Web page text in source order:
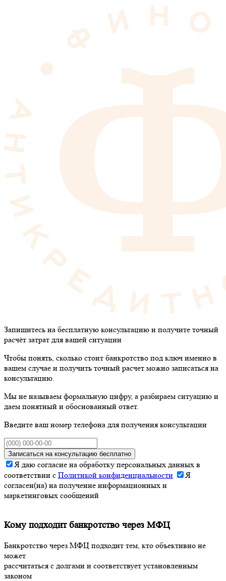
Запишитесь на бесплатную консультацию и получите точный
расчёт затрат для вашей ситуации
Чтобы понять, сколько стоит банкротство под ключ именно в
вашем случае и получить точный расчет можно записаться на
консультацию.
Мы не называем формальную цифру, а разбираем ситуацию и
даем понятный и обоснованный ответ.
Введите ваш номер телефона для получения консультации
Записаться на консультацию бесплатно
Я даю согласие на обработку персональных данных в
соответствии с Политикой конфиденциальности
Я
согласен(на) на получение информационных и
маркетинговых сообщений
Кому подходит банкротство через МФЦ
Банкротство через МФЦ подходит тем, кто объективно не
может
рассчитаться с долгами и соответствует установленным
законом